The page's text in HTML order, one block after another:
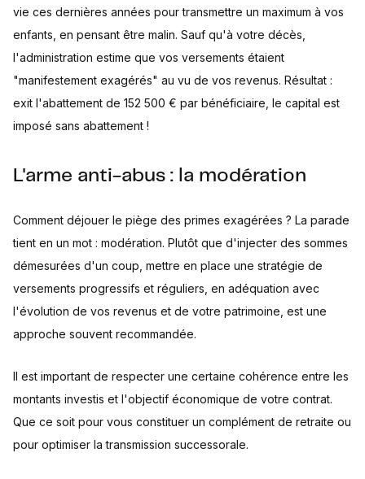
vie ces dernières années pour transmettre un maximum à vos
enfants, en pensant être malin. Sauf qu'à votre décès,
l'administration estime que vos versements étaient
"manifestement exagérés" au vu de vos revenus. Résultat :
exit l'abattement de 152 500 € par bénéficiaire, le capital est
imposé sans abattement !
L'arme anti-abus : la modération
Comment déjouer le piège des primes exagérées ? La parade
tient en un mot : modération. Plutôt que d'injecter des sommes
démesurées d'un coup, mettre en place une stratégie de
versements progressifs et réguliers, en adéquation avec
l'évolution de vos revenus et de votre patrimoine, est une
approche souvent recommandée.
Il est important de respecter une certaine cohérence entre les
montants investis et l'objectif économique de votre contrat.
Que ce soit pour vous constituer un complément de retraite ou
pour optimiser la transmission successorale.